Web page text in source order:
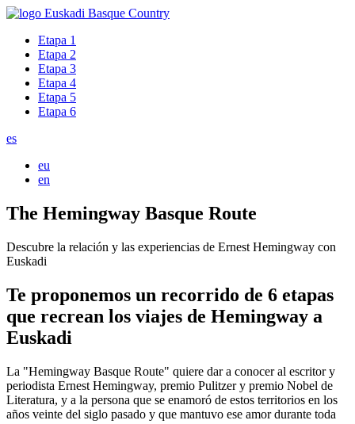
Etapa 1
Etapa 2
Etapa 3
Etapa 4
Etapa 5
Etapa 6
es
eu
en
The Hemingway Basque Route
Descubre la relación y las experiencias de Ernest Hemingway con
Euskadi
Te proponemos un recorrido de 6 etapas
que recrean los viajes de Hemingway a
Euskadi
La "Hemingway Basque Route" quiere dar a conocer al escritor y
periodista Ernest Hemingway, premio Pulitzer y premio Nobel de
Literatura, y a la persona que se enamoró de estos territorios en los
años veinte del siglo pasado y que mantuvo ese amor durante toda